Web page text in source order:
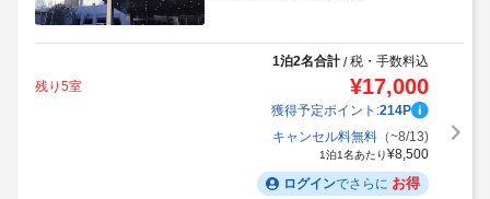
1泊2名合計/税・手数料込
残り5室
¥17,000
獲得予定ポイント:214P
キャンセル料無料（~8/13)
1泊1名あたり¥8,500
ログインでさらに お得